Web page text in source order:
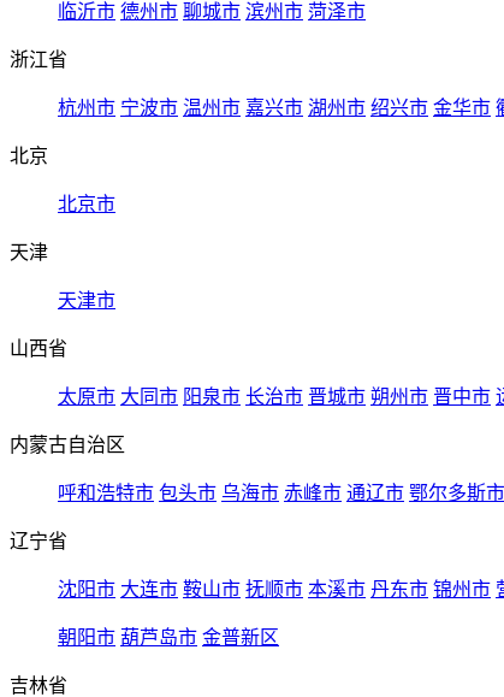
临沂市 德州市 聊城市 滨州市 菏泽市
浙江省
杭州市 宁波市 温州市 嘉兴市 湖州市 绍兴市 金华市
北京
北京市
天津
天津市
山西省
太原市 大同市 阳泉市 长治市 晋城市 朔州市 晋中市
内蒙古自治区
呼和浩特市 包头市 乌海市 赤峰市 通辽市 鄂尔多斯市
辽宁省
沈阳市 大连市 鞍山市 抚顺市 本溪市 丹东市 锦州市
朝阳市 葫芦岛市 金普新区
吉林省